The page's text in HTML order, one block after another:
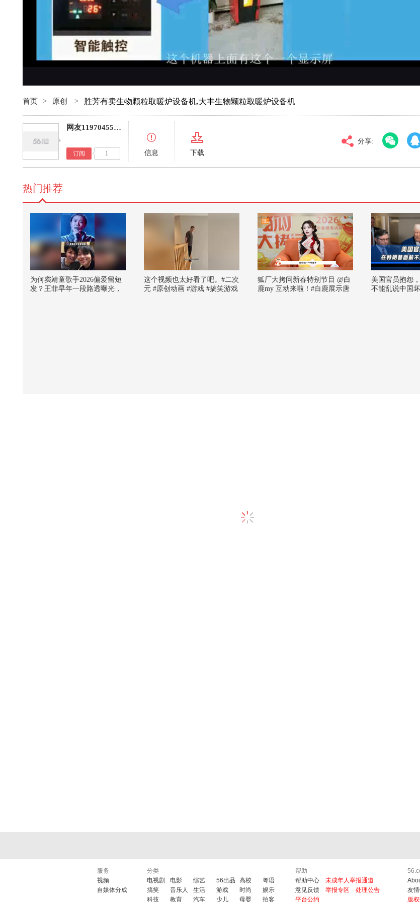
高清
首页 > 原创 > 胜芳有卖生物颗粒取暖炉设备机,大丰生物颗粒取暖炉设备机
网友11970455031254384
订阅 1 信息 下载
分享:
热门推荐
为何窦靖童歌手2026偏爱留短
发？王菲早年一段路透曝光，
这个视频也太好看了吧。#二次
元 #原创动画 #游戏 #搞笑游戏
狐厂大拷问新春特别节目️ @白
鹿my 互动来啦！#白鹿展示唐
美国官员抱怨
不能乱说中国
服务
视频
自媒体分成
分类
电视剧
电影 综艺 56出品 高校
粤语
搞笑
音乐人 生活 游戏 时尚
娱乐
科技
教育 汽车 少儿 母婴 拍客
帮助
帮助中心
未成年人举报通道
意见反馈
举报专区
处理公告
平台公约
友
版权